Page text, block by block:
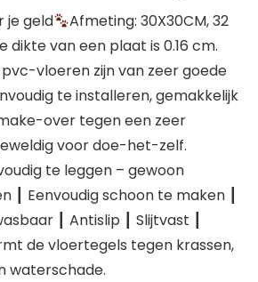
je geld
Afmeting: 30X30CM, 32
dikte van een plaat is 0.16 cm.
pvc-vloeren zijn van zeer goede
te installeren, gemakkelijk
over tegen een zeer
voor doe-het-zelf.
te leggen – gewoon
┃ Eenvoudig schoon te maken ┃
┃ Antislip ┃ Slijtvast ┃
de vloertegels tegen krassen,
waterschade.